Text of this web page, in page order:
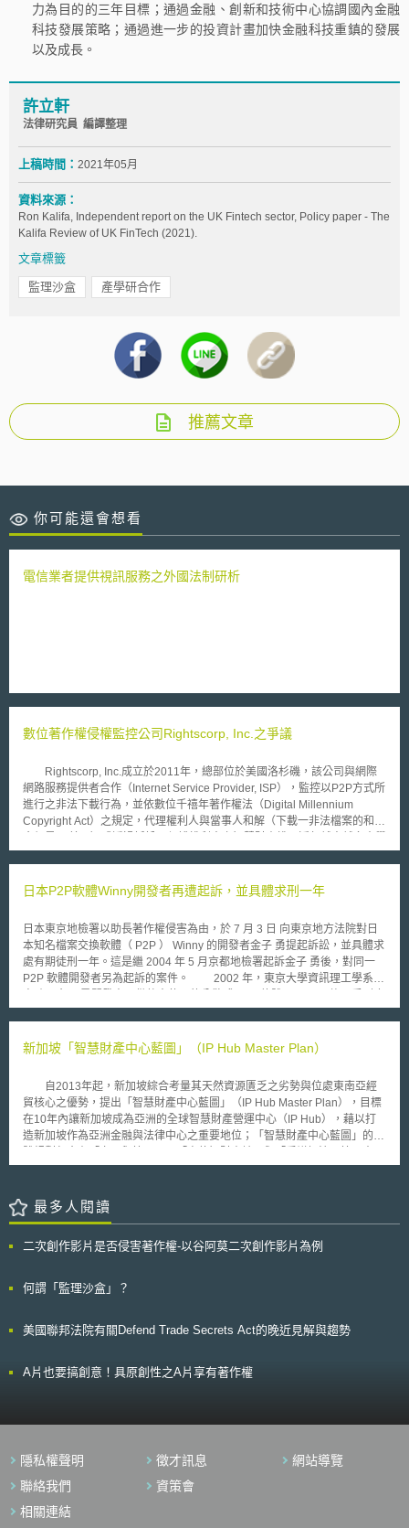
力為目的的三年目標；通過金融、創新和技術中心協調國內金融
科技發展策略；通過進一步的投資計畫加快金融科技重鎮的發展
以及成長。
許立軒
法律研究員 編譯整理
上稿時間： 2021年05月
資料來源：
Ron Kalifa, Independent report on the UK Fintech sector, Policy paper - The
Kalifa Review of UK FinTech (2021).
文章標籤
監理沙盒 產學研合作
推薦文章
你可能還會想看
電信業者提供視訊服務之外國法制研析
數位著作權侵權監控公司Rightscorp, Inc.之爭議
Rightscorp, Inc.成立於2011年，總部位於美國洛杉磯，該公司與網際
網路服務提供者合作（Internet Service Provider, ISP），監控以P2P方式所
進行之非法下載行為，並依數位千禧年著作權法（Digital Millennium
Copyright Act）之規定，代理權利人與當事人和解（下載一非法檔案的和解
甚至是華納兄弟（Warner Bros.）、唱片公司BMG使用Rightscorp這樣第三
of Monroe, Georgia），該公司因未得消費者同意以電話留言或者發送簡
話消費者保護法」（Telephone Consumer Protection Act），原告Brown
和Ben Jenkin主張針對每一筆非法之通訊連絡請求損害賠償，總額估算可能
會超過千元美元。 去年（2014），Rightscorp在加州聯邦法院
（California federal court）面臨之集體訴訟仍在進行中，原告方指出
Rightscorp並未提供非法下載之債務有效證明且濫用美國千禧年著作權法
（TCPA）、「公平債務催收行為法案」（Fair Debt Collection Practice Act
式，對權利人來說，確實可以有效追蹤侵權行為人，某種程度上可適當地遏
預見的是，後續判決結果將可能影響類似公司在防範網路非法下載時的相關
反制措施。
日本P2P軟體Winny開發者再遭起訴，並具體求刑一年
日本東京地檢署以助長著作權侵害為由，於 7 月 3 日 向東京地方法院對日
本知名檔案交換軟體（ P2P ） Winny 的開發者金子 勇提起訴訟，並具體求
處有期徒刑一年。這是繼 2004 年 5 月京都地檢署起訴金子 勇後，對同一
P2P 軟體開發者另為起訴的案件。 2002 年，東京大學資訊理工學系研
大網友的歡迎。使用者透過 Winny ，不僅交換著未經授權的音樂、影片檔
虎、富士通及 NEC 等，也陸續傳出因公司職員使用 Winny 而導致員工及客
法院尚未作出判決，而日本東京地方法院已預定於 9 月 4 日 進行公開審
判。此外，因應 Winny 所肇致的資安問題，各相關企業也順勢推出可過濾
Winny 的軟硬體設備，如日本京瓷公司（ KCCS ）即於 7 月 10 推出企業網
路管理軟體，除可偵測內部電腦是否安裝 Winny 外，亦可阻絕已安裝
Winny 的電腦連接至企業網路。
新加坡「智慧財產中心藍圖」（IP Hub Master Plan）
自2013年起，新加坡綜合考量其天然資源匱乏之劣勢與位處東南亞經
貿核心之優勢，提出「智慧財產中心藍圖」（IP Hub Master Plan），目標
在10年內讓新加坡成為亞洲的全球智慧財產營運中心（IP Hub），藉以打
造新加坡作為亞洲金融與法律中心之重要地位；「智慧財產中心藍圖」的具
向，成為匯聚亞洲且面向全球的智財營運中心。 在考量全球經濟成長
（IPOS）於2017年再次更新這份藍圖：盤點自本藍圖提出迄今的各項執行
成果，並探討如何與世界趨勢接軌。在更新版藍圖中強調未來智慧財產在具
增，新加坡應及早因應以提供新創產業包含智財保護、管理與最大化智財價
將創意帶往市場」之定義，智財產業將成為創新型經濟（innovation-driven
便利、「智財保護」的普及，以及「智財商業化」的推進等三大面向；因此
提升企業效益，並打造無形資產評價、交易與融資平台，以達成更新版藍圖
最多人閱讀
二次創作影片是否侵害著作權-以谷阿莫二次創作影片為例
何謂「監理沙盒」？
美國聯邦法院有關Defend Trade Secrets Act的晚近見解與趨勢
A片也要搞創意！具原創性之A片享有著作權
隱私權聲明 徵才訊息
網站導覽
聯絡我們
資策會
相關連結